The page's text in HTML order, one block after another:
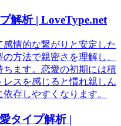
解析 | LoveType.net
情的な繋がりと安定した
方法で親密さを理解し、
ます。恋愛の初期には積
スを感じると慣れ親しん
存しやすくなります。
タイプ解析 |